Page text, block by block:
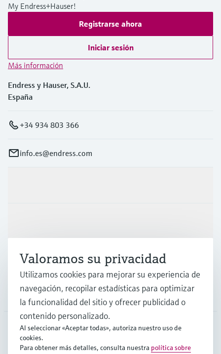
My Endress+Hauser!
Registrarse ahora
Iniciar sesión
Más información
Endress y Hauser, S.A.U.
España
+34 934 803 366
info.es@endress.com
Soporte
Compañía
ESP
Valoramos su privacidad
Utilizamos cookies para mejorar su experiencia de
navegación, recopilar estadísticas para optimizar
la funcionalidad del sitio y ofrecer publicidad o
contenido personalizado.
Al seleccionar «Aceptar todas», autoriza nuestro uso de
cookies.
Para obtener más detalles, consulta nuestra política sobre